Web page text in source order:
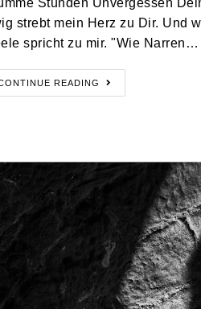
strebt mein Herz zu Dir. Und
spricht zu mir. "Wie Narren…
READING